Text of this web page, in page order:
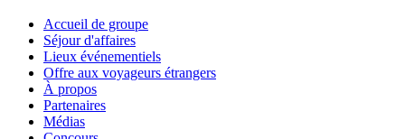
Accueil de groupe
Séjour d'affaires
Lieux événementiels
Offre aux voyageurs étrangers
À propos
Partenaires
Médias